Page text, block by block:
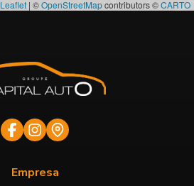
Leaflet | ©OpenStreetMapcontributors ©CARTO
Empresa